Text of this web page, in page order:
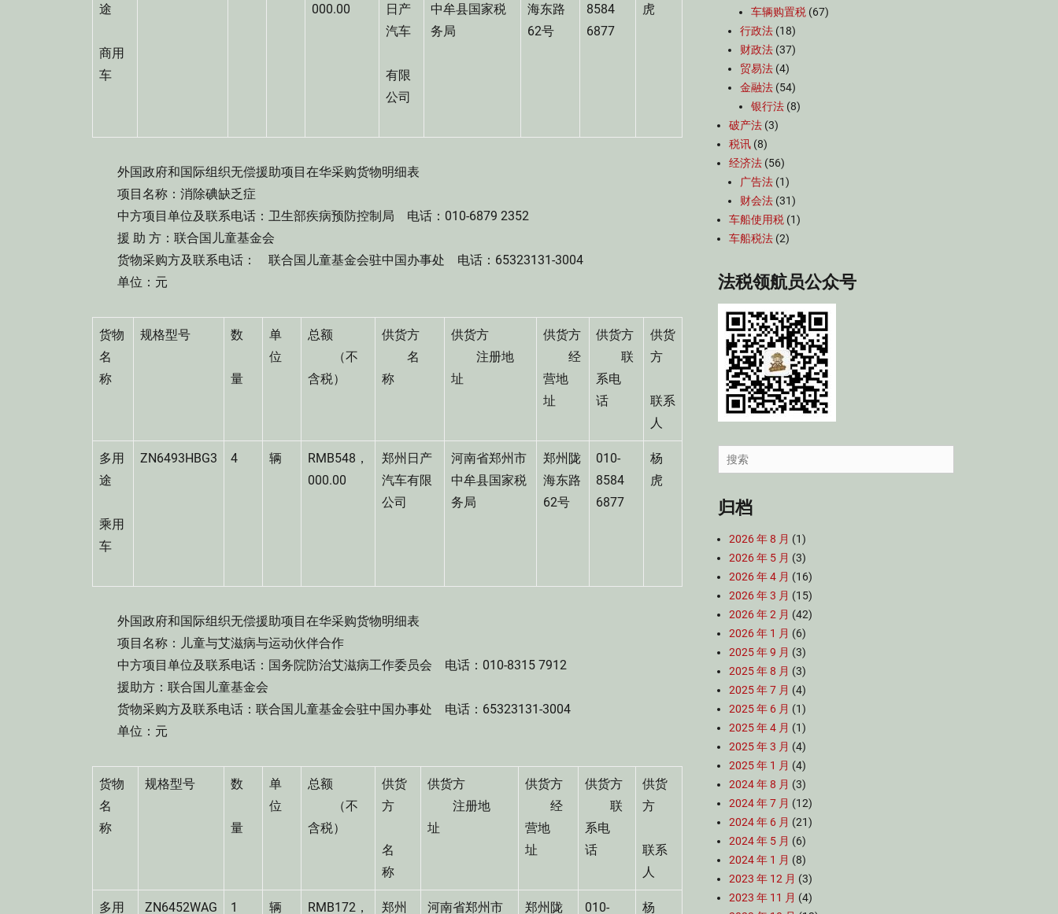
途
商用
车
000.00
日产
汽车
有限
公司
中牟县国家税
务局
海东路
62号
8584
6877
虎
外国政府和国际组织无偿援助项目在华采购货物明细表
项目名称：消除碘缺乏症
中方项目单位及联系电话：卫生部疾病预防控制局 电话：010-6879 2352
援 助 方：联合国儿童基金会
货物采购方及联系电话： 联合国儿童基金会驻中国办事处 电话：65323131-3004
单位：元
货物
名
称
规格型号 数
量
单
位
总额
（不
含税）
供货方
名
称
供货方
注册地
址
供货方
经
营地
址
供货方
联
系电
话
供货
方
联系
人
多用
途
乘用
车
ZN6493HBG3 4 辆
RMB548，
000.00
郑州日产
汽车有限
公司
河南省郑州市
中牟县国家税
务局
郑州陇
海东路
62号
010-
8584
6877
杨
虎
外国政府和国际组织无偿援助项目在华采购货物明细表
项目名称：儿童与艾滋病与运动伙伴合作
中方项目单位及联系电话：国务院防治艾滋病工作委员会 电话：010-8315 7912
援助方：联合国儿童基金会
货物采购方及联系电话：联合国儿童基金会驻中国办事处 电话：65323131-3004
单位：元
货物
名
称
规格型号 数
量
单
位
总额
（不
含税）
供货
方
名
称
供货方
注册地
址
供货方
经
营地
址
供货方
联
系电
话
供货
方
联系
人
多用 ZN6452WAG 1 辆 RMB172， 郑州 河南省郑州市 郑州陇 010- 杨
车辆购置税 (67)
行政法 (18)
财政法 (37)
贸易法 (4)
金融法 (54)
银行法 (8)
破产法 (3)
税讯 (8)
经济法 (56)
广告法 (1)
财会法 (31)
车船使用税 (1)
车船税法 (2)
法税领航员公众号
Search
for:
归档
2026 年 8 月 (1)
2026 年 5 月 (3)
2026 年 4 月 (16)
2026 年 3 月 (15)
2026 年 2 月 (42)
2026 年 1 月 (6)
2025 年 9 月 (3)
2025 年 8 月 (3)
2025 年 7 月 (4)
2025 年 6 月 (1)
2025 年 4 月 (1)
2025 年 3 月 (4)
2025 年 1 月 (4)
2024 年 8 月 (3)
2024 年 7 月 (12)
2024 年 6 月 (21)
2024 年 5 月 (6)
2024 年 1 月 (8)
2023 年 12 月 (3)
2023 年 11 月 (4)